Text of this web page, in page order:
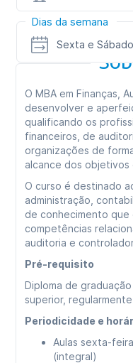
Dias da semana
Sexta e Sábado
O MBA em Finanças,
desenvolver e
qualificando os
financeiros, de
organizações de
alcance dos objetivos
O curso é destinado
administração,
de conhecimento
competências
auditoria e
Pré-requisito
Diploma de
superior,
Periodicidade e
Aulas sexta-
(integral)